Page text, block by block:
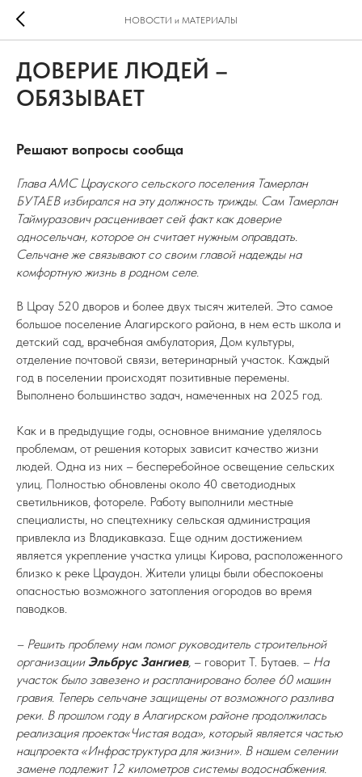
НОВОСТИ и МАТЕРИАЛЫ
ДОВЕРИЕ ЛЮДЕЙ –
ОБЯЗЫВАЕТ
Решают вопросы сообща
Глава АМС Црауского сельского поселения Тамерлан
БУТАЕВ избирался на эту должность трижды. Сам Тамерлан
Таймуразович расценивает сей факт как доверие
односельчан, которое он считает нужным оправдать.
Сельчане же связывают со своим главой надежды на
комфортную жизнь в родном селе.
В Црау 520 дворов и более двух тысяч жителей. Это самое
большое поселение Алагирского района, в нем есть школа и
детский сад, врачебная амбулатория, Дом культуры,
отделение почтовой связи, ветеринарный участок. Каждый
год в поселении происходят позитивные перемены.
Выполнено большинство задач, намеченных на 2025 год.
Как и в предыдущие годы, основное внимание уделялось
проблемам, от решения которых зависит качество жизни
людей. Одна из них – бесперебойное освещение сельских
улиц. Полностью обновлены около 40 светодиодных
светильников, фотореле. Работу выполнили местные
специалисты, но спецтехнику сельская администрация
привлекла из Владикавказа. Еще одним достижением
является укрепление участка улицы Кирова, расположенного
близко к реке Цраудон. Жители улицы были обеспокоены
опасностью возможного затопления огородов во время
паводков.
– Решить проблему нам помог руководитель строительной
организацииЭльбрус Зангиев, – говорит Т. Бутаев. – На
участок было завезено и распланировано более 60 машин
гравия. Теперь сельчане защищены от возможного разлива
реки. В прошлом году в Алагирском районе продолжилась
реализация проекта«Чистая вода», который является частью
нацпроекта «Инфраструктура для жизни». В нашем селении
замене подлежит 12 километров системы водоснабжения.